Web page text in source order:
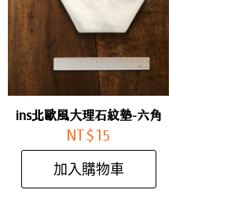
ins北歐風大理石紋墊-六角
NT$ 15
加入購物車